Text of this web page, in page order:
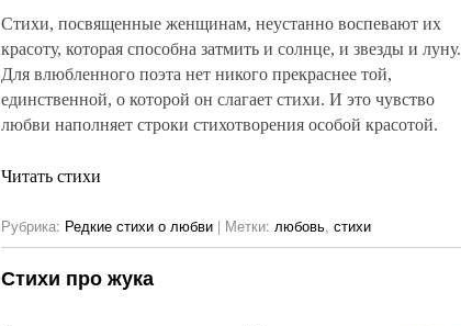
Стихи, посвященные женщинам, неустанно воспевают их
красоту, которая способна затмить и солнце, и звезды и луну.
Для влюбленного поэта нет никого прекраснее той,
единственной, о которой он слагает стихи. И это чувство
любви наполняет строки стихотворения особой красотой.
Читать стихи
Рубрика: Редкие стихи о любви | Метки: любовь, стихи
Стихи про жука